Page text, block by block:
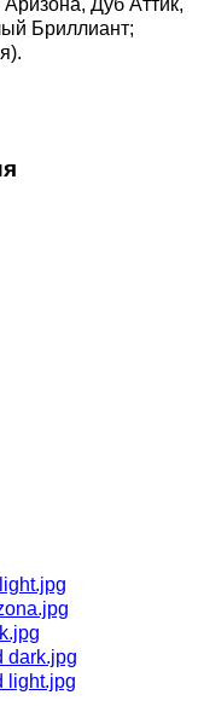
Дуб Аттик,
Бриллиант;